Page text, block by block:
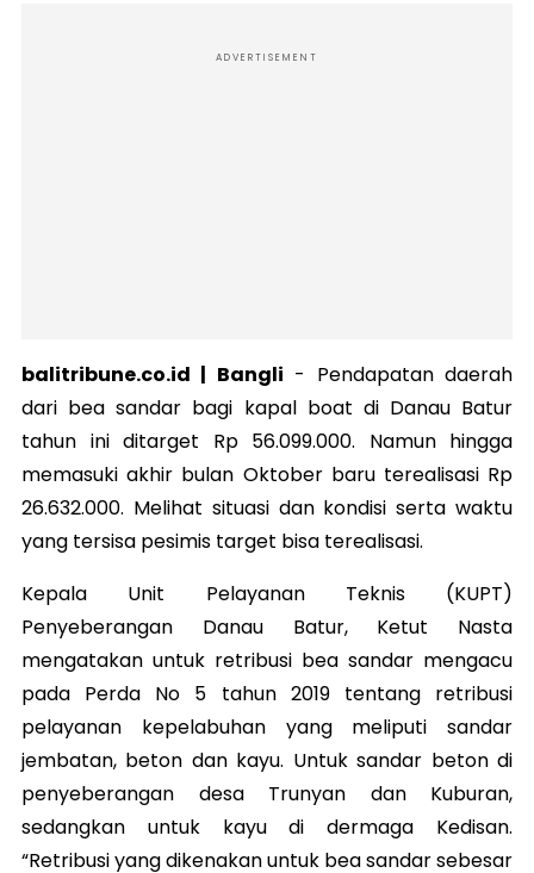
ADVERTISEMENT
balitribune.co.id | Bangli - Pendapatan daerah
dari bea sandar bagi kapal boat di Danau Batur
tahun ini ditarget Rp 56.099.000. Namun hingga
memasuki akhir bulan Oktober baru terealisasi Rp
26.632.000. Melihat situasi dan kondisi serta waktu
yang tersisa pesimis target bisa terealisasi.
Kepala Unit Pelayanan Teknis (KUPT)
Penyeberangan Danau Batur, Ketut Nasta
mengatakan untuk retribusi bea sandar mengacu
pada Perda No 5 tahun 2019 tentang retribusi
pelayanan kepelabuhan yang meliputi sandar
jembatan, beton dan kayu. Untuk sandar beton di
penyeberangan desa Trunyan dan Kuburan,
sedangkan untuk kayu di dermaga Kedisan.
“Retribusi yang dikenakan untuk bea sandar sebesar